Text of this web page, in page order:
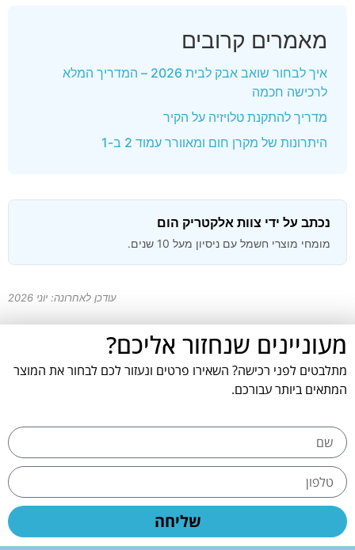
מאמרים קרובים
איך לבחור שואב אבק לבית 2026 – המדריך המלא
לרכישה חכמה
מדריך להתקנת טלויזיה על הקיר
היתרונות של מקרן חום ומאוורר עמוד 2 ב-1
נכתב על ידי צוות אלקטריק הום
מומחי מוצרי חשמל עם ניסיון מעל 10 שנים.
עודכן לאחרונה: יוני 2026
מעוניינים שנחזור אליכם?
מתלבטים לפני רכישה? השאירו פרטים ונעזור לכם לבחור את המוצר
המתאים ביותר עבורכם.
שליחה